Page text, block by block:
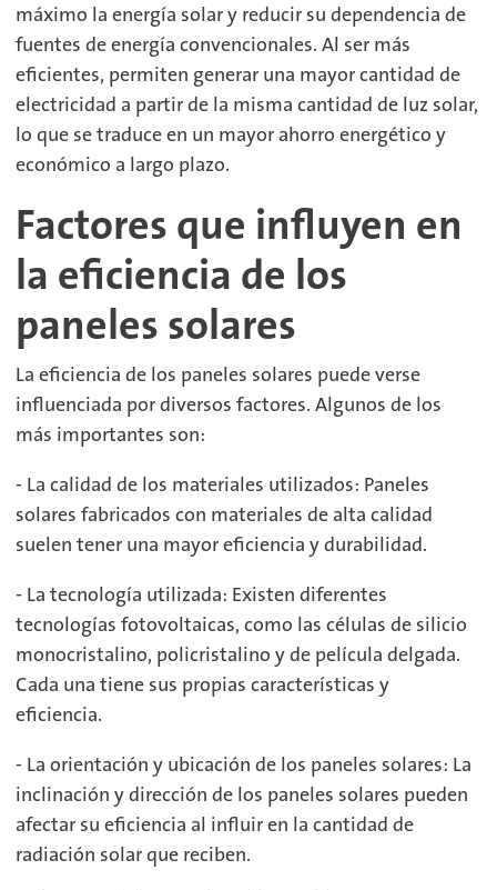
máximo la energía solar y reducir su dependencia de
fuentes de energía convencionales. Al ser más
eficientes, permiten generar una mayor cantidad de
electricidad a partir de la misma cantidad de luz solar,
lo que se traduce en un mayor ahorro energético y
económico a largo plazo.
Factores que influyen en
la eficiencia de los
paneles solares
La eficiencia de los paneles solares puede verse
influenciada por diversos factores. Algunos de los
más importantes son:
- La calidad de los materiales utilizados: Paneles
solares fabricados con materiales de alta calidad
suelen tener una mayor eficiencia y durabilidad.
- La tecnología utilizada: Existen diferentes
tecnologías fotovoltaicas, como las células de silicio
monocristalino, policristalino y de película delgada.
Cada una tiene sus propias características y
eficiencia.
- La orientación y ubicación de los paneles solares: La
inclinación y dirección de los paneles solares pueden
afectar su eficiencia al influir en la cantidad de
radiación solar que reciben.